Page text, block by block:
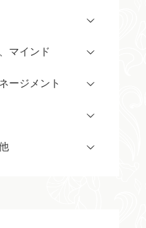
マインド
ージメント